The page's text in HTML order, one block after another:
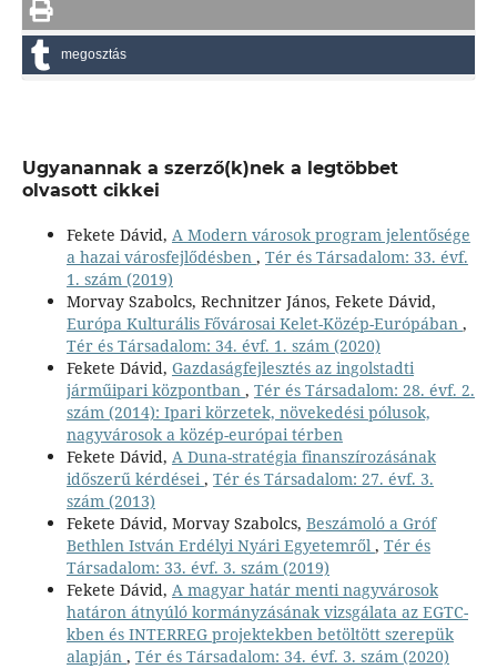
megosztás
Ugyanannak a szerző(k)nek a legtöbbet
olvasott cikkei
Fekete Dávid, A Modern városok program jelentősége
a hazai városfejlődésben , Tér és Társadalom: 33. évf.
1. szám (2019)
Morvay Szabolcs, Rechnitzer János, Fekete Dávid,
Európa Kulturális Fővárosai Kelet-Közép-Európában ,
Tér és Társadalom: 34. évf. 1. szám (2020)
Fekete Dávid, Gazdaságfejlesztés az ingolstadti
járműipari központban , Tér és Társadalom: 28. évf. 2.
szám (2014): Ipari körzetek, növekedési pólusok,
nagyvárosok a közép-európai térben
Fekete Dávid, A Duna-stratégia finanszírozásának
időszerű kérdései, Tér és Társadalom: 27. évf. 3.
szám (2013)
Fekete Dávid, Morvay Szabolcs, Beszámoló a Gróf
Bethlen István Erdélyi Nyári Egyetemről , Tér és
Társadalom: 33. évf. 3. szám (2019)
Fekete Dávid, A magyar határ menti nagyvárosok
határon átnyúló kormányzásának vizsgálata az EGTC-
kben és INTERREG projektekben betöltött szerepük
alapján , Tér és Társadalom: 34. évf. 3. szám (2020)